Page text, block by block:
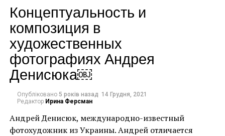
Концептуальность и
композиция в
художественных
фотографиях Андрея
Денисюка￼
Опубліковано 5 років назад 14 Грудня, 2021
Редактор Ирина Ферсман
Андрей Денисюк, международно-известный
фотохудожник из Украины. Андрей отличается